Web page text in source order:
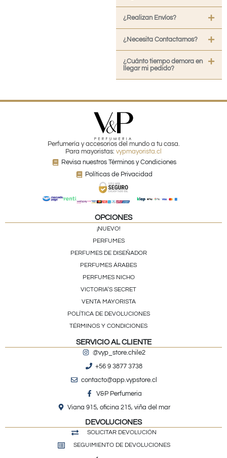
¿Realizan Envíos?
¿Necesita Contactarnos?
¿Cuánto tiempo demora en
llegar mi pedido?
Perfumería y accesorios del mundo a tu casa.
Para mayoristas: vypmayorista.cl
Revisa nuestros Términos y Condiciones
Políticas de Privacidad
OPCIONES
¡NUEVO!
PERFUMES
PERFUMES DE DISEÑADOR
PERFUMES ÁRABES
PERFUMES NICHO
VICTORIA’S SECRET
VENTA MAYORISTA
POLÍTICA DE DEVOLUCIONES
TÉRMINOS Y CONDICIONES
SERVICIO AL CLIENTE
@vyp_store.chile2
+56 9 3877 3738
contacto@app.vypstore.cl
V&P Perfumeria
Viana 915, oficina 215, viña del mar
DEVOLUCIONES
SOLICITAR DEVOLUCIÓN
SEGUIMIENTO DE DEVOLUCIONES